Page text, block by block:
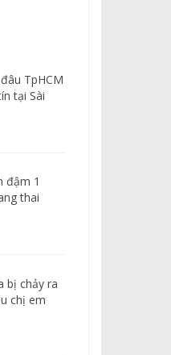
TpHCM
tại Sài
đậm 1
thai
bị chảy ra
chị em